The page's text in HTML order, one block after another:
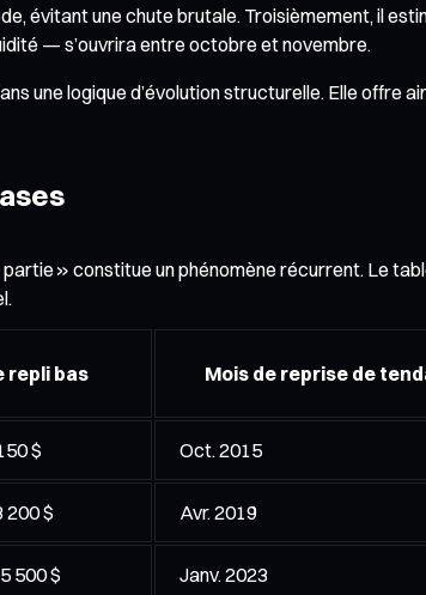
évitant une chute brutale. Troisièmement, il
— s’ouvrira entre octobre et novembre.
une logique d’évolution structurelle. Elle offre
» constitue un phénomène récurrent. Le
repli bas Mois de reprise de
$ Oct. 2015
200 $ Avr. 2019
500 $ Janv. 2023